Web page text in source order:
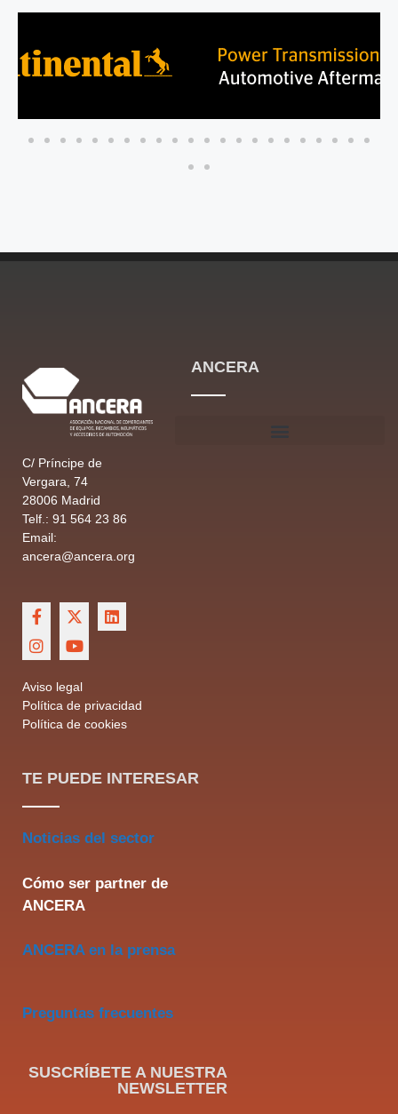
C/ Príncipe de
Vergara, 74
28006 Madrid
Telf.: 91 564 23 86
Email:
ancera@ancera.org
Aviso legal
Política de privacidad
Política de cookies
ANCERA
TE PUEDE INTERESAR
Noticias del sector
Cómo ser partner de
ANCERA
ANCERA en la prensa
Preguntas frecuentes
SUSCRÍBETE A NUESTRA
NEWSLETTER